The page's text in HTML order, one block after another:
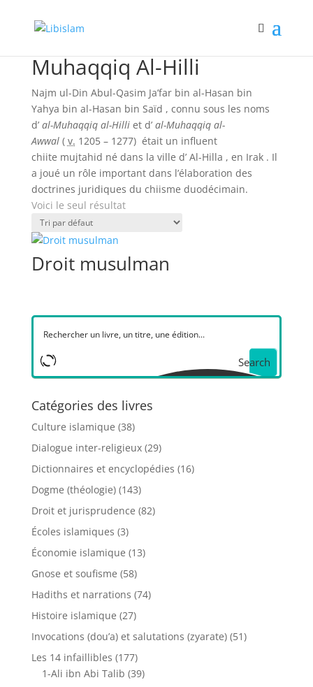
Muhaqqiq Al-Hilli
Najm ul-Din Abul-Qasim Ja’far bin al-Hasan bin
Yahya bin al-Hasan bin Saïd , connu sous les noms
d’ al-Muhaqqiq al-Hilliet d’ al-Muhaqqiq al-
Awwal( v. 1205 – 1277) était un influent
chiite mujtahid né dans la ville d’ Al-Hilla , en Irak . Il
a joué un rôle important dans l’élaboration des
doctrines juridiques du chiisme duodécimain.
Voici le seul résultat
Droit musulman
Search
Catégories des livres
Culture islamique (38)
Dialogue inter-religieux (29)
Dictionnaires et encyclopédies (16)
Dogme (théologie) (143)
Droit et jurisprudence (82)
Écoles islamiques (3)
Économie islamique (13)
Gnose et soufisme (58)
Hadiths et narrations (74)
Histoire islamique (27)
Invocations (dou’a) et salutations (zyarate) (51)
Les 14 infaillibles (177)
1-Ali ibn Abi Talib (39)